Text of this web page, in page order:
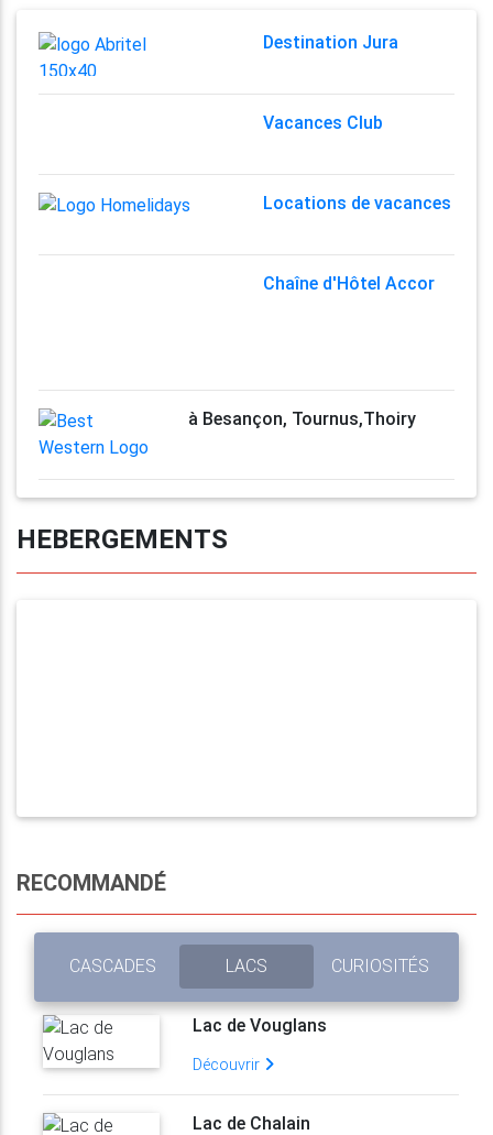
Destination Jura
Vacances Club
Locations de vacances
Chaîne d'Hôtel Accor
à Besançon, Tournus,Thoiry
HEBERGEMENTS
RECOMMANDÉ
CASCADES LACS CURIOSITÉS
Lac de Vouglans
Découvrir
Lac de Chalain